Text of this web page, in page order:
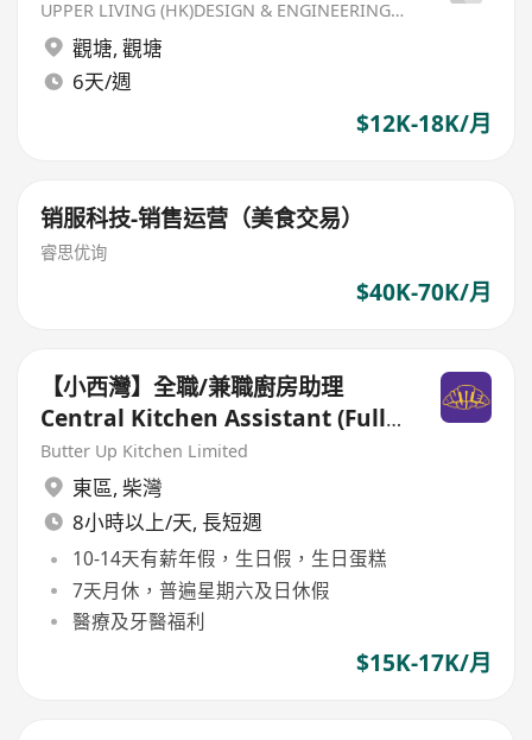
UPPER LIVING (HK)DESIGN & ENGINEERING LIMITED
觀塘, 觀塘
6天/週
$12K-18K/月
销服科技-销售运营（美食交易）
睿思优询
$40K-70K/月
【小西灣】全職/兼職廚房助理
Central Kitchen Assistant (Full-
time/ Part-time)
Butter Up Kitchen Limited
東區, 柴灣
8小時以上/天, 長短週
10-14天有薪年假，生日假，生日蛋糕
7天月休，普遍星期六及日休假
醫療及牙醫福利
$15K-17K/月